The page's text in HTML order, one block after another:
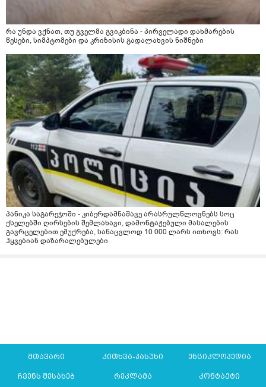
რა უნდა ვქნათ, თუ გველმა გვიკბინა - პირველადი დახმარების
წესები, სიმპტომები და კრიზისის გადალახვის ნიშნები
პანიკა საგარეჯოში - კიბერდამნაშავე არასრულწლოვნებს სოც
ქსელებში ღირსების შემლახავი, დამონტაჟებული მასალების
გავრცელებით ემუქრება, სანაცვლოდ 10 000 ლარს ითხოვს: რას
ჰყვებიან დაზარალებულები
მთავარი კითხვა-პასუხი ენციკლოპედია
ჩვენს შესახებ რეკლამა კონტაქტი